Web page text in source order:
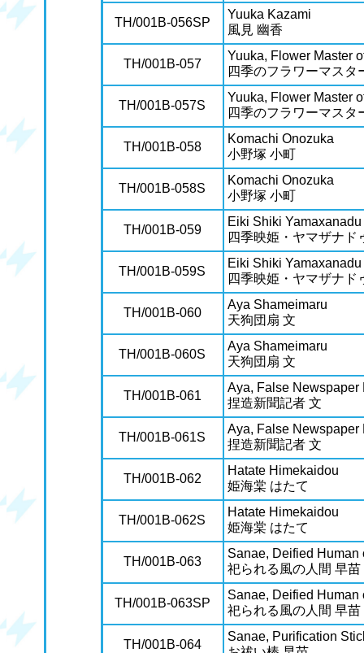
TH/001B-056SP
Yuuka Kazami
風見 幽香
TH/001B-057
Yuuka, Flower Master
四季のフラワーマスタ
TH/001B-057S
Yuuka, Flower Master
四季のフラワーマスタ
TH/001B-058
Komachi Onozuka
小野塚 小町
TH/001B-058S
Komachi Onozuka
小野塚 小町
TH/001B-059
Eiki Shiki Yamaxanadu
四季映姫・ヤマザナド
TH/001B-059S
Eiki Shiki Yamaxanadu
四季映姫・ヤマザナド
TH/001B-060
Aya Shameimaru
天狗団扇 文
TH/001B-060S
Aya Shameimaru
天狗団扇 文
TH/001B-061
Aya, False Newspaper
捏造新聞記者 文
TH/001B-061S
Aya, False Newspaper
捏造新聞記者 文
TH/001B-062
Hatate Himekaidou
姫海棠 はたて
TH/001B-062S
Hatate Himekaidou
姫海棠 はたて
TH/001B-063
Sanae, Deified Human
祀られる風の人間 早苗
TH/001B-063SP
Sanae, Deified Human
祀られる風の人間 早苗
TH/001B-064
Sanae, Purification